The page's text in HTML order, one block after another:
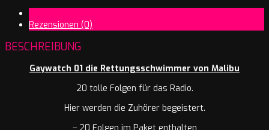
Rezensionen (0)
BESCHREIBUNG
Gaywatch 01 die Rettungsschwimmer von Malibu
20 tolle Folgen für das Radio.
Hier werden die Zuhörer begeistert.
– 20 Folgen im Paket enthalten